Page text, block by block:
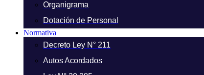
Organigrama
Dotación de Personal
Normativa
Decreto Ley N° 211
Autos Acordados